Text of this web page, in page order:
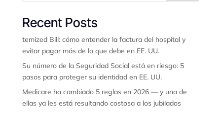
Recent Posts
temized Bill: cómo entender la factura del hospital y
evitar pagar más de lo que debe en EE. UU.
Su número de la Seguridad Social está en riesgo: 5
pasos para proteger su identidad en EE. UU.
Medicare ha cambiado 5 reglas en 2026 — y una de
ellas ya les está resultando costosa a los jubilados